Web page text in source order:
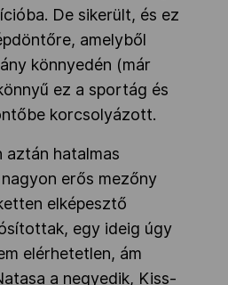
De sikerült, és ez
amelyből
könnyedén (már
ez a sportág és
korcsolyázott.
aztán hatalmas
erős mezőny
elképesztő
egy ideig úgy
elérhetetlen, ám
a negyedik, Kiss-